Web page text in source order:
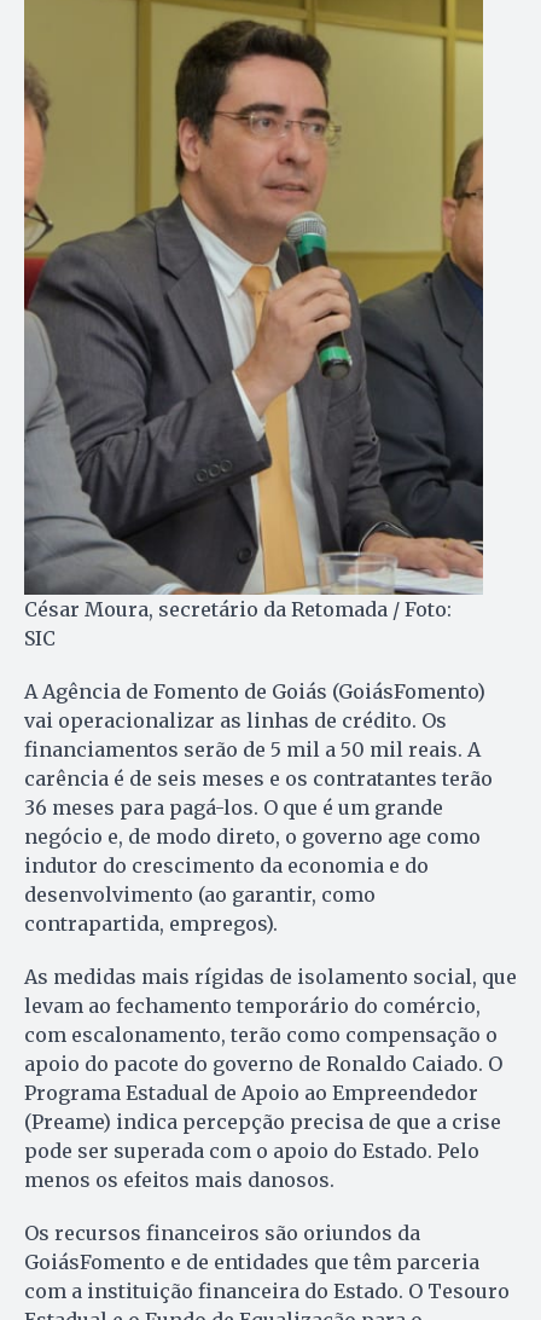
César Moura, secretário da Retomada / Foto:
SIC
A Agência de Fomento de Goiás (GoiásFomento)
vai operacionalizar as linhas de crédito. Os
financiamentos serão de 5 mil a 50 mil reais. A
carência é de seis meses e os contratantes terão
36 meses para pagá-los. O que é um grande
negócio e, de modo direto, o governo age como
indutor do crescimento da economia e do
desenvolvimento (ao garantir, como
contrapartida, empregos).
As medidas mais rígidas de isolamento social, que
levam ao fechamento temporário do comércio,
com escalonamento, terão como compensação o
apoio do pacote do governo de Ronaldo Caiado. O
Programa Estadual de Apoio ao Empreendedor
(Preame) indica percepção precisa de que a crise
pode ser superada com o apoio do Estado. Pelo
menos os efeitos mais danosos.
Os recursos financeiros são oriundos da
GoiásFomento e de entidades que têm parceria
com a instituição financeira do Estado. O Tesouro